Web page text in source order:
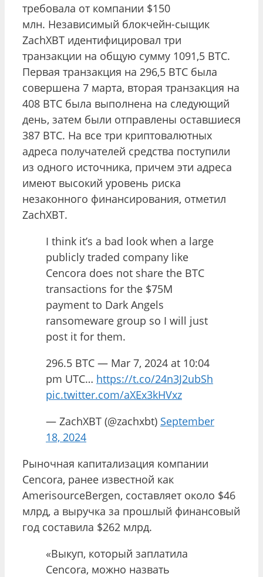
требовала от компании $150
млн. Независимый блокчейн-сыщик
ZachXBT идентифицировал три
транзакции на общую сумму 1091,5 BTC.
Первая транзакция на 296,5 BTC была
совершена 7 марта, вторая транзакция на
408 BTC была выполнена на следующий
день, затем были отправлены оставшиеся
387 BTC. На все три криптовалютных
адреса получателей средства поступили
из одного источника, причем эти адреса
имеют высокий уровень риска
незаконного финансирования, отметил
ZachXBT.
I think it’s a bad look when a large
publicly traded company like
Cencora does not share the BTC
transactions for the $75M
payment to Dark Angels
ransomeware group so I will just
post it for them.
296.5 BTC — Mar 7, 2024 at 10:04
pm UTC… https://t.co/24n3J2ubSh
pic.twitter.com/aXEx3kHVxz
— ZachXBT (@zachxbt) September
18, 2024
Рыночная капитализация компании
Cencora, ранее известной как
AmerisourceBergen, составляет около $46
млрд, а выручка за прошлый финансовый
год составила $262 млрд.
«Выкуп, который заплатила
Cencora, можно назвать